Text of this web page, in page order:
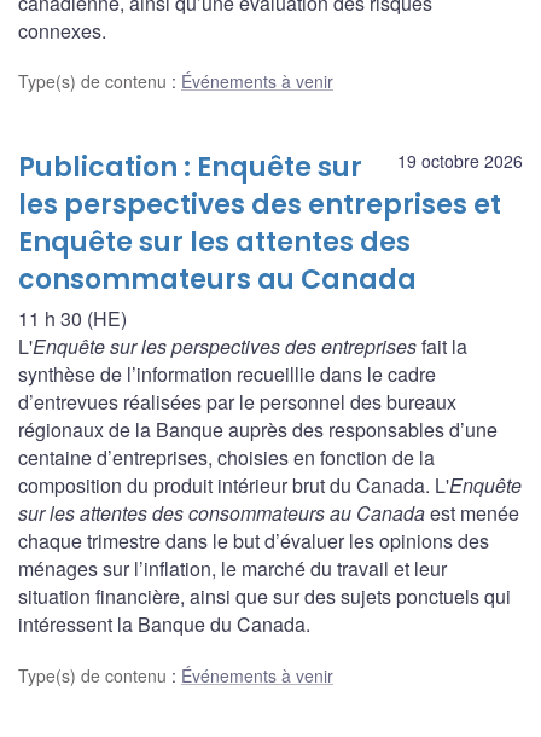
connexes.
Type(s) de contenu : Événements à venir
19 octobre 2026
Publication : Enquête sur
les perspectives des entreprises et
Enquête sur les attentes des
consommateurs au Canada
11 h 30 (HE)
L'Enquête sur les perspectives des entreprisesfait la
synthèse de l’information recueillie dans le cadre
d’entrevues réalisées par le personnel des bureaux
régionaux de la Banque auprès des responsables d’une
centaine d’entreprises, choisies en fonction de la
composition du produit intérieur brut du Canada. L'Enquête
sur les attentes des consommateurs au Canadaest menée
chaque trimestre dans le but d’évaluer les opinions des
ménages sur l’inflation, le marché du travail et leur
situation financière, ainsi que sur des sujets ponctuels qui
intéressent la Banque du Canada.
Type(s) de contenu : Événements à venir